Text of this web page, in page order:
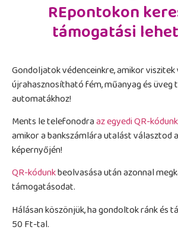
REpontokon
támogatási
Gondoljatok védenceinkre, amikor viszitek
újrahasznosítható fém, műanyag és üveg
automatákhoz!
Ments le telefonodraaz egyedi QR-
amikor a bankszámlára utalást választod
képernyőjén!
QR-kódunkbeolvasása után azonnal
támogatásodat.
Hálásan köszönjük, ha gondoltok ránk és
50 Ft-tal.